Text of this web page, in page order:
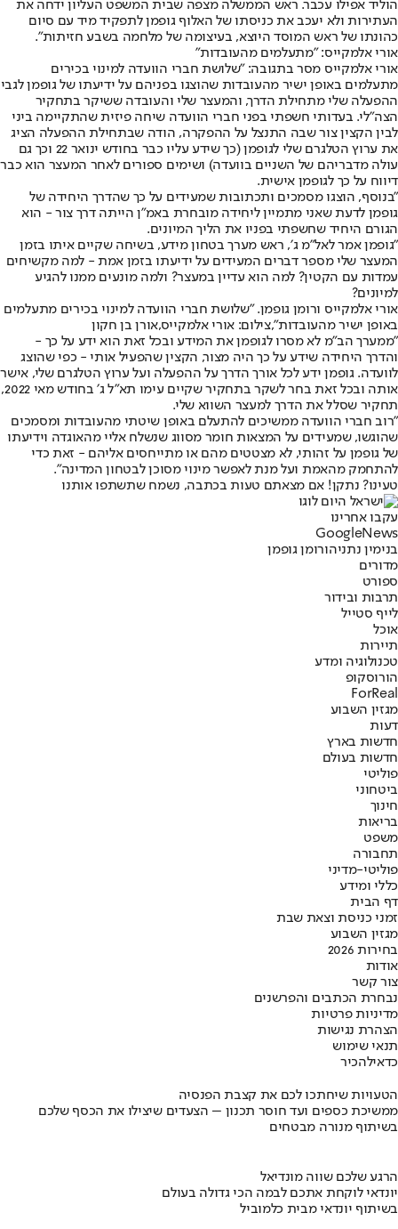
הוליד אפילו עכבר. ראש הממשלה מצפה שבית המשפט העליון ידחה את
העתירות ולא יעכב את כניסתו של האלוף גופמן לתפקיד מיד עם סיום
כהונתו של ראש המוסד היוצא, בעיצומה של מלחמה בשבע חזיתות".
אורי אלמקייס: "מתעלמים מהעובדות"
אורי אלמקייס מסר בתגובה: "שלושת חברי הוועדה למינוי בכירים
מתעלמים באופן ישיר מהעובדות שהוצגו בפניהם על ידיעתו של גופמן לגבי
ההפעלה שלי מתחילת הדרך, והמעצר שלי והעובדה ששיקר בתחקיר
הצה״לי. בעדותי חשפתי בפני חברי הוועדה שיחה פיזית שהתקיימה ביני
לבין הקצין צור שבה התנצל על ההפקרה, הודה שבתחילת ההפעלה הציג
את ערוץ הטלגרם שלי לגופמן (כך שידע עליו כבר בחודש ינואר 22 וכך גם
עולה מדבריהם של השניים בוועדה) ושימים ספורים לאחר המעצר הוא כבר
דיווח על כך לגופמן אישית.
"בנוסף, הוצגו מסמכים ותכתובות שמעידים על כך שהדרך היחידה של
גופמן לדעת שאני מתמיין ליחידה מובחרת באמ״ן הייתה דרך צור - הוא
הגורם היחיד שחשפתי בפניו את הליך המיונים.
"גופמן אמר לאל״מ ג׳, ראש מערך בטחון מידע, בשיחה שקיים איתו בזמן
המעצר שלי מספר דברים המעידים על ידיעתו בזמן אמת - למה מקשיחים
עמדות עם הקטין? למה הוא עדיין במעצר? ולמה מונעים ממנו להגיע
למיונים?
אורי אלמקייס ורומן גופמן. "שלושת חברי הוועדה למינוי בכירים מתעלמים
באופן ישיר מהעובדות",צילום: אורי אלמקייס,אורן בן חקון
"ממערך הב״מ לא מסרו לגופמן את המידע ובכל זאת הוא ידע על כך -
והדרך היחידה שידע על כך היה מצור, הקצין שהפעיל אותי - כפי שהוצג
לוועדה. גופמן ידע לכל אורך הדרך על ההפעלה ועל ערוץ הטלגרם שלי, אישר
אותה ובכל זאת בחר לשקר בתחקיר שקיים עימו תא״ל ג׳ בחודש מאי 2022,
תחקיר שסלל את הדרך למעצר השווא שלי.
"רוב חברי הוועדה ממשיכים להתעלם באופן שיטתי מהעובדות ומסמכים
שהוגשו, שמעידים על המצאות חומר מסווג שנשלח אליי מהאוגדה וידיעתו
של גופמן על זהותי, לא מצטטים מהם או מתייחסים אליהם - זאת כדי
להתחמק מהאמת ועל מנת לאפשר מינוי מסוכן לבטחון המדינה".
טעינו? נתקן! אם מצאתם טעות בכתבה, נשמח שתשתפו אותנו
עקבו אחרינו
Googl eNews
בנימין נתניהורומן גופמן
מדורים
ספורט
תרבות ובידור
לייף סטייל
אוכל
תיירות
טכנולוגיה ומדע
הורוסקופ
ForReal
מגזין השבוע
דעות
חדשות בארץ
חדשות בעולם
פוליטי
ביטחוני
חינוך
בריאות
משפט
תחבורה
פוליטי-מדיני
כללי ומידע
דף הבית
זמני כניסת וצאת שבת
מגזין השבוע
בחירות 2026
אודות
צור קשר
נבחרת הכתבים והפרשנים
מדיניות פרטיות
הצהרת נגישות
תנאי שימוש
כדאילהכיר
הטעויות שיחתכו לכם את קצבת הפנסיה
ממשיכת כספים ועד חוסר תכנון – הצעדים שיצילו את הכסף שלכם
בשיתוף מנורה מבטחים
הרגע שלכם שווה מונדיאל
יונדאי לוקחת אתכם לבמה הכי גדולה בעולם
בשיתוף יונדאי מבית כלמוביל